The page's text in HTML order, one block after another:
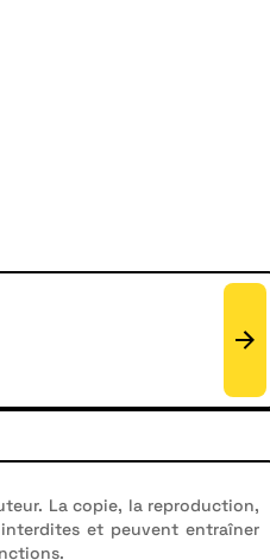
La copie, la reproduction,
et peuvent entraîner